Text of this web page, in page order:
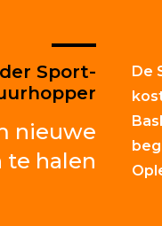
Sport-
nieuwe
te halen
De